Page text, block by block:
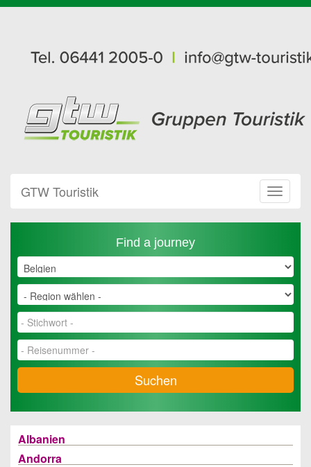
Toggle
GTW Touristik
Find a journey
Suchen
Albanien
Andorra